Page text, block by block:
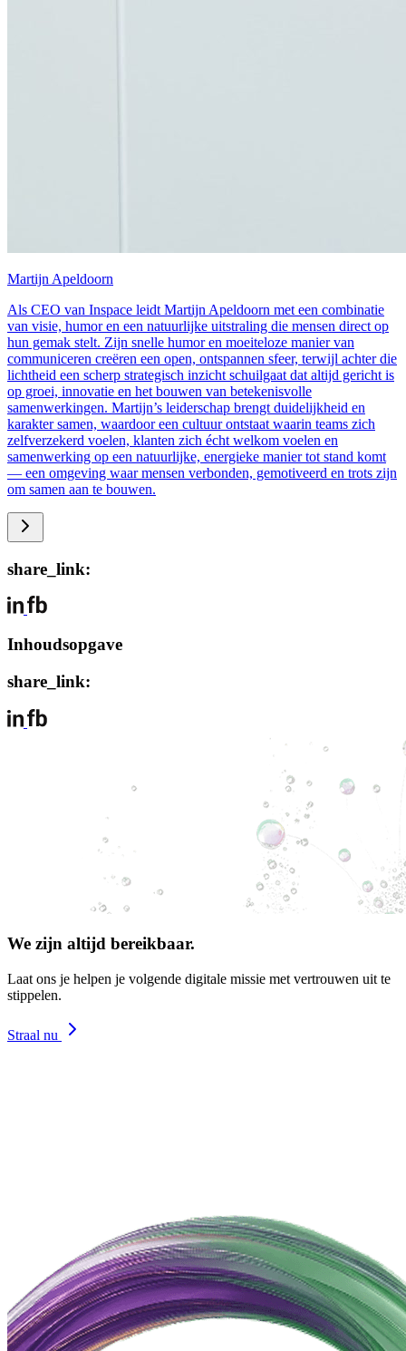
Martijn Apeldoorn
Als CEO van Inspace leidt Martijn Apeldoorn met een combinatie
van visie, humor en een natuurlijke uitstraling die mensen direct op
hun gemak stelt. Zijn snelle humor en moeiteloze manier van
communiceren creëren een open, ontspannen sfeer, terwijl achter die
lichtheid een scherp strategisch inzicht schuilgaat dat altijd gericht is
op groei, innovatie en het bouwen van betekenisvolle
samenwerkingen. Martijn’s leiderschap brengt duidelijkheid en
karakter samen, waardoor een cultuur ontstaat waarin teams zich
zelfverzekerd voelen, klanten zich écht welkom voelen en
samenwerking op een natuurlijke, energieke manier tot stand komt
— een omgeving waar mensen verbonden, gemotiveerd en trots zijn
om samen aan te bouwen.
share_link:
Inhoudsopgave
share_link:
We zijn altijd bereikbaar.
Laat ons je helpen je volgende digitale missie met vertrouwen uit te
stippelen.
Straal nu